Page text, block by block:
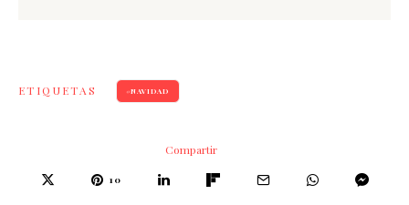
ETIQUETAS NAVIDAD
Compartir
10